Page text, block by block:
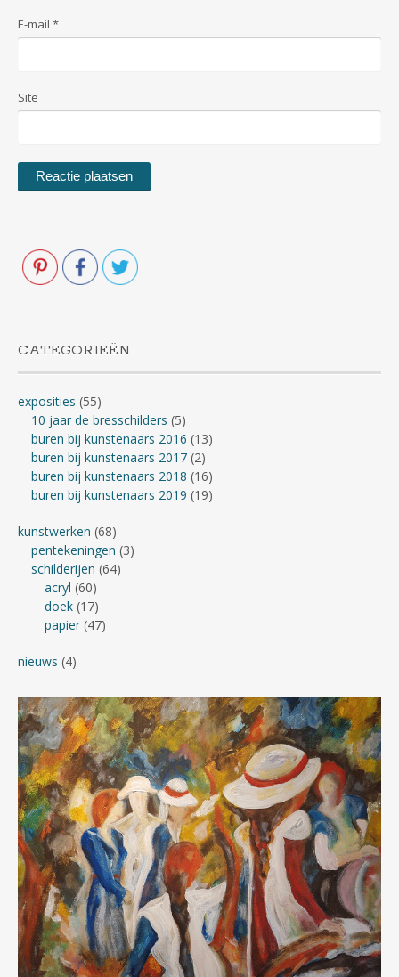
E-mail *
Site
CATEGORIEËN
exposities (55)
10 jaar de bresschilders (5)
buren bij kunstenaars 2016 (13)
buren bij kunstenaars 2017 (2)
buren bij kunstenaars 2018 (16)
buren bij kunstenaars 2019 (19)
kunstwerken (68)
pentekeningen (3)
schilderijen (64)
acryl (60)
doek (17)
papier (47)
nieuws (4)